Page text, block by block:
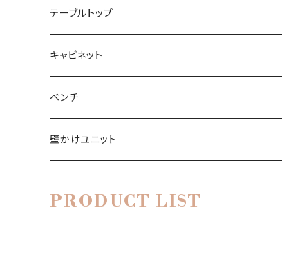
ブーヒャレガル
エクレガル
ルームディバイダー
ラウムタイラー
ビニールレコード
シャルプラッテンリーガル
CD-DVDシェルフ
ライブラリ
ハイボード
ローボード
テレビローボード
ダイニングケーブル
テーブルトップ
キャビネット
ワードローブ
ベンチ
壁かけユニット
PRODUCT LIST